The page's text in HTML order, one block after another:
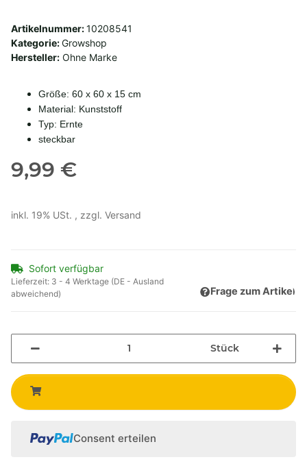
Artikelnummer:10208541
Kategorie:Growshop
Hersteller: Ohne Marke
Größe: 60 x 60 x 15 cm
Material: Kunststoff
Typ: Ernte
steckbar
9,99 €
inkl. 19% USt. , zzgl. Versand
Sofort verfügbar
Lieferzeit: 3 - 4 Werktage (DE - Ausland
abweichend)
Frage zum Artikel
Stück
Consent erteilen